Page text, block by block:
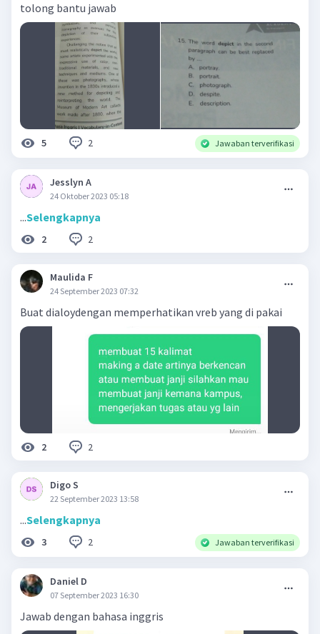
tolong bantu jawab
5 2 Jawaban terverifikasi
Jesslyn A
24 Oktober 2023 05:18
...Selengkapnya
2 2
Maulida F
24 September 2023 07:32
Buat dialoydengan memperhatikan vreb yang di pakai
2 2
Digo S
22 September 2023 13:58
...Selengkapnya
3 2 Jawaban terverifikasi
Daniel D
07 September 2023 16:30
Jawab dengan bahasa inggris